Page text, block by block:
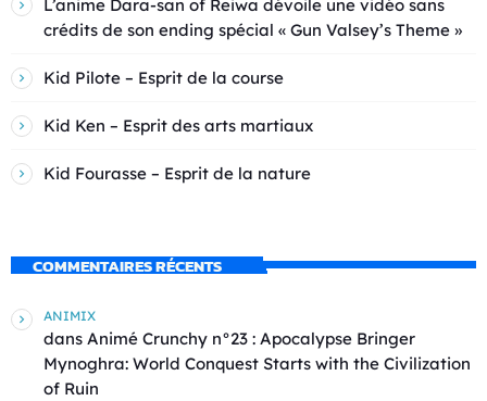
L’anime Dara-san of Reiwa dévoile une vidéo sans
crédits de son ending spécial « Gun Valsey’s Theme »
Kid Pilote – Esprit de la course
Kid Ken – Esprit des arts martiaux
Kid Fourasse – Esprit de la nature
COMMENTAIRES RÉCENTS
ANIMIX
dans Animé Crunchy n°23 : Apocalypse Bringer
Mynoghra: World Conquest Starts with the Civilization
of Ruin